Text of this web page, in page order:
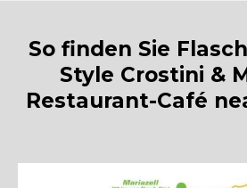
So finden Sie
Style Crostini &
Restaurant-Café